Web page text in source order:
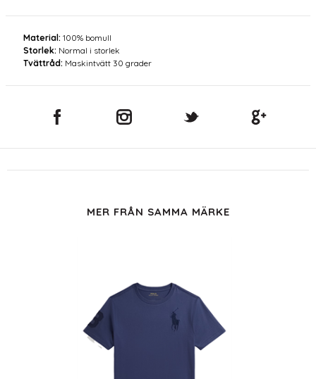
Material: 100% bomull
Storlek: Normal i storlek
Tvättråd: Maskintvätt 30 grader
MER FRÅN SAMMA MÄRKE